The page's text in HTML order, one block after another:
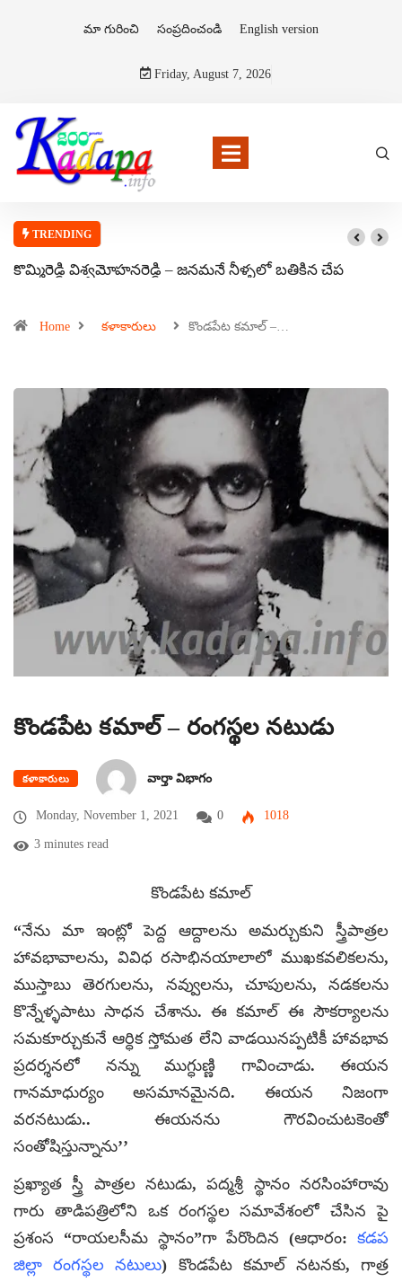
మా గురించి సంప్రదించండి English version
Friday, August 7, 2026
TRENDING
కొమ్మిరెడ్డి విశ్వమోహనరెడ్డి – జనమనే నీళ్ళలో బతికిన చేప
Home కళాకారులు కొండపేట కమాల్ –…
కొండపేట కమాల్ – రంగస్థల నటుడు
కళాకారులు వార్తా విభాగం
Monday, November 1, 2021 0 1018
3 minutes read
కొండపేట కమాల్
“నేను మా ఇంట్లో పెద్ద ఆద్దాలను అమర్చుకుని స్త్రీపాత్రల
హావభావాలను, వివిధ రసాభినయాలాలో ముఖకవలికలను,
ముస్తాబు తెరగులను, నవ్వులను, చూపులను, నడకలను
కొన్నేళ్ళపాటు సాధన చేశాను. ఈ కమాల్ ఈ సౌకర్యాలను
సమకూర్చుకునే ఆర్ధిక స్తోమత లేని వాడయినప్పటికీ హావభావ
ప్రదర్శనలో నన్ను ముగ్ధుణ్ణి గావించాడు. ఈయన
గానమాధుర్యం అసమానమైనది. ఈయన నిజంగా
వరనటుడు.. ఈయనను గౌరవించుటకెంతో
సంతోషిస్తున్నాను’’
ప్రఖ్యాత స్త్రీ పాత్రల నటుడు, పద్మశ్రీ స్థానం నరసింహారావు
గారు తాడిపత్రిలోని ఒక రంగస్థల సమావేశంలో చేసిన పై
ప్రశంస “రాయలసీమ స్థానం”గా పేరొందిన (ఆధారం: కడప
జిల్లా రంగస్థల నటులు) కొండపేట కమాల్ నటనకు, గాత్ర